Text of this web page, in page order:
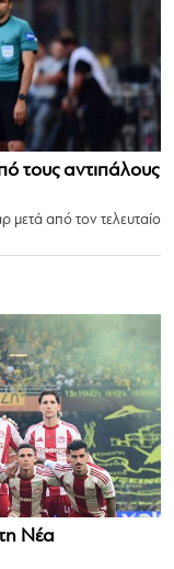
τους αντιπάλους
μετά από τον τελευταίο
Νέα